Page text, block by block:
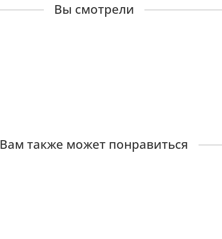
Вы смотрели
Вам также может понравиться